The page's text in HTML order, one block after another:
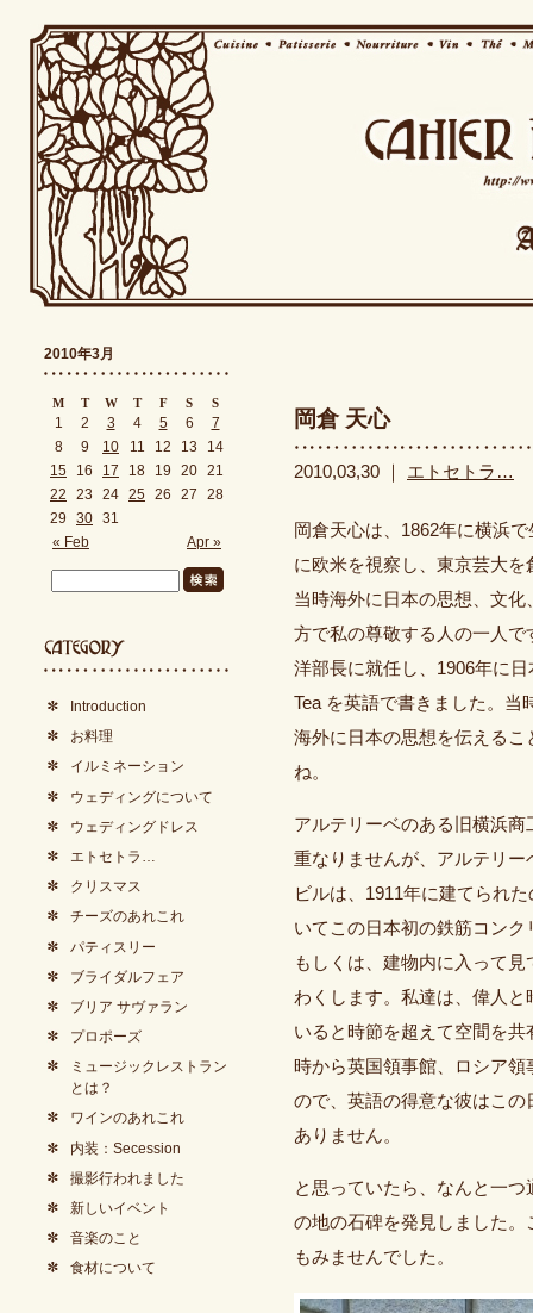
岡倉 天心
2010,03,30 ｜ エトセトラ…
岡倉天心は、1862年に横浜
に欧米を視察し、東京芸大
当時海外に日本の思想、文
方で私の尊敬する人の一人
洋部長に就任し、1906年に
Tea を英語で書きました。当
海外に日本の思想を伝える
ね。
アルテリーベのある旧横浜
重なりませんが、アルテリ
ビルは、1911年に建てられ
いてこの日本初の鉄筋コン
もしくは、建物内に入って
わくします。私達は、偉人
いると時節を超えて空間を
時から英国領事館、ロシア
ので、英語の得意な彼はこ
ありません。
と思っていたら、なんと一
の地の石碑を発見しました
もみませんでした。
2010年3月
M T W T F S S
« Feb Apr »
1 2 3 4 5 6
7
8
9 10 11 12 13
14
15
16 17 18 19 20 21
22
23 24 25 26 27
28
29
30 31
Introduction
お料理
イルミネーション
ウェディングについて
ウェディングドレス
エトセトラ…
クリスマス
チーズのあれこれ
パティスリー
ブライダルフェア
ブリア サヴァラン
プロポーズ
ミュージックレストラン
とは？
ワインのあれこれ
内装：Secession
撮影行われました
新しいイベント
音楽のこと
食材について